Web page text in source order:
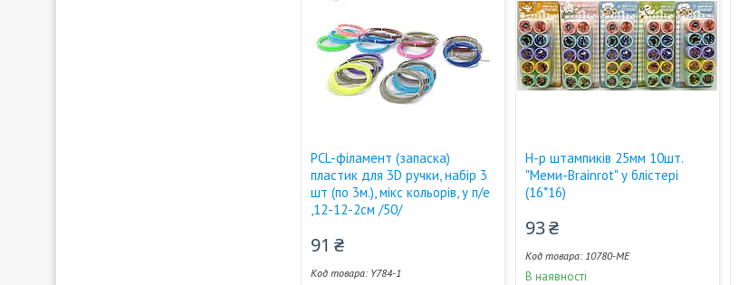
PCL-філамент (запаска)
пластик для 3D ручки, набір 3
шт (по 3м.), мікс кольорів, у п/е
,12-12-2см /50/
91 ₴
Y784-1
Н-р штампиків 25мм 10шт.
"Меми-Brainrot" у блістері
(16*16)
93 ₴
10780-МЕ
В наявності